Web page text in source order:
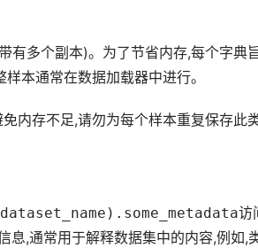
有多个副本)。为了节省内存,每个字典
本通常在数据加载器中进行。
内存不足,请勿为每个样本重复保存此
访
息,通常用于解释数据集中的内容,例如,